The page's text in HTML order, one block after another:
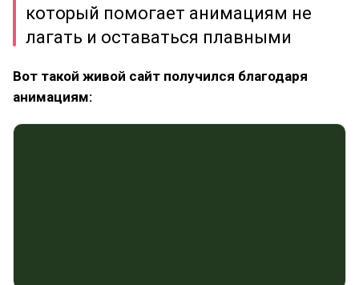
который помогает анимациям не
лагать и оставаться плавными
Вот такой живой сайт получился благодаря
анимациям: